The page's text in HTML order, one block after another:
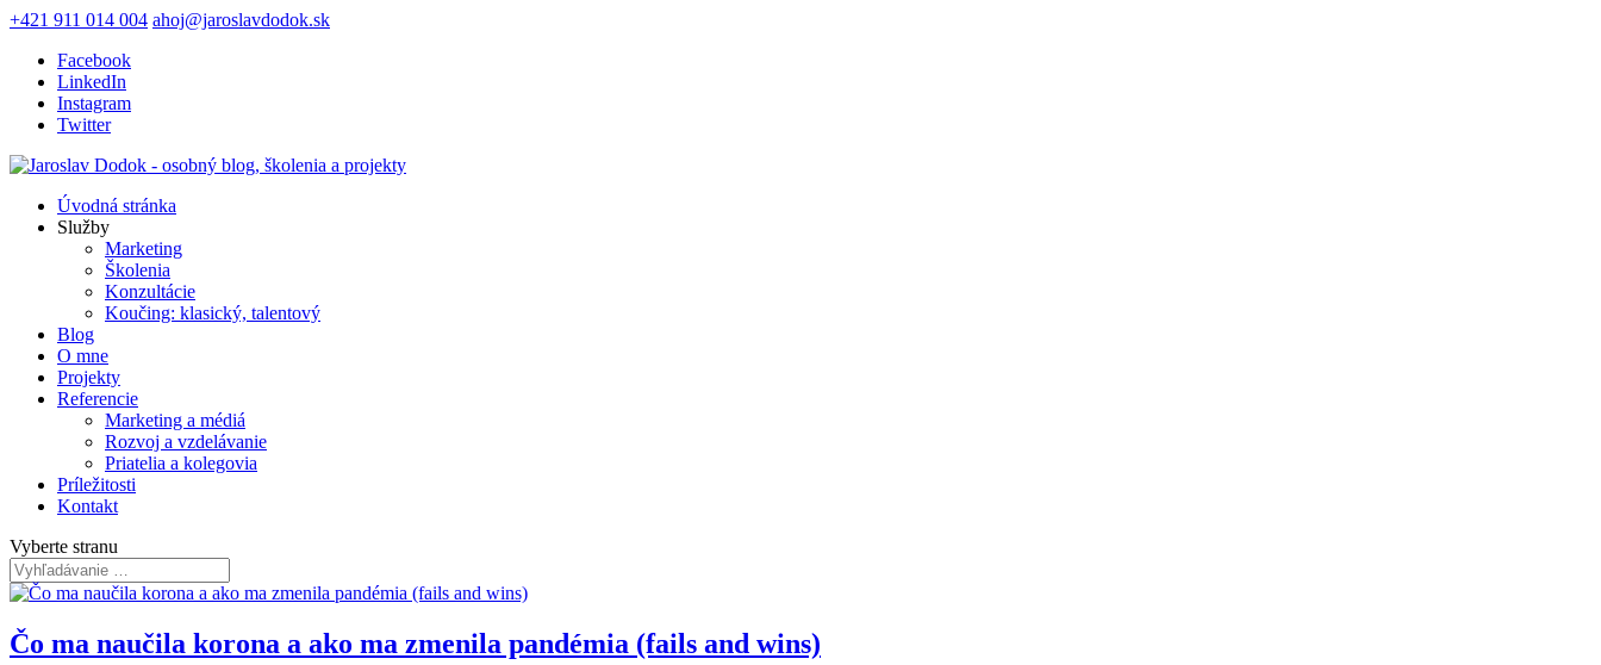
+421 911 014 004 ahoj@jaroslavdodok.sk
Facebook
LinkedIn
Instagram
Twitter
Úvodná stránka
Služby
Marketing
Školenia
Konzultácie
Koučing: klasický, talentový
Blog
O mne
Projekty
Referencie
Marketing a médiá
Rozvoj a vzdelávanie
Priatelia a kolegovia
Príležitosti
Kontakt
Vyberte stranu
Čo ma naučila korona a ako ma zmenila pandémia (fails and wins)